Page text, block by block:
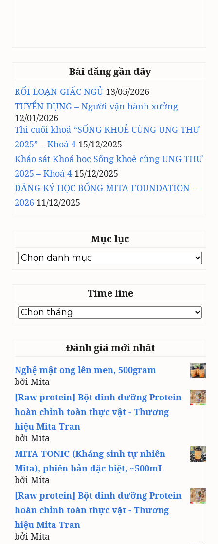
Bài đăng gần đây
RỐI LOẠN GIẤC NGỦ 13/05/2026
TUYỂN DỤNG – Người vận hành xưởng
12/01/2026
Thi cuối khoá “SỐNG KHOẺ CÙNG UNG THƯ
2025” – Khoá 4 15/12/2025
Khảo sát Khoá học Sống khoẻ cùng UNG THƯ
2025 – Khoá 4 15/12/2025
ĐĂNG KÝ HỌC BỔNG MITA FOUNDATION –
2026 11/12/2025
Mục lục
Mục
lục
Time line
Time
line
Đánh giá mới nhất
Nghệ mật ong lên men, 500gram
bởi Mita
[Raw protein] Bột dinh dưỡng Protein
hoàn chỉnh toàn thực vật - Thương
hiệu Mita Tran
bởi Mita
MITA TONIC (Kháng sinh tự nhiên
Mita), phiên bản đặc biệt, ~500mL
bởi Mita
[Raw protein] Bột dinh dưỡng Protein
hoàn chỉnh toàn thực vật - Thương
hiệu Mita Tran
bởi Mita